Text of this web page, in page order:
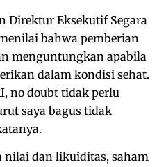
Direktur Eksekutif Segara
bahwa pemberian
menguntungkan apabila
dalam kondisi sehat.
no doubt tidak perlu
saya bagus tidak
nilai dan likuiditas, saham